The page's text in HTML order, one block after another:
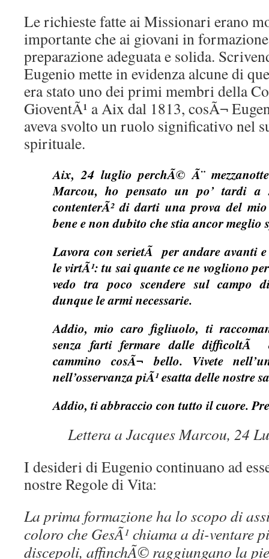
Le richieste fatte ai Missionari erano
importante che ai giovani in
preparazione adeguata e solida.
Eugenio mette in evidenza alcune di
era stato uno dei primi membri della
GioventÃ¹ a Aix dal 1813, cosÃ¬
aveva svolto un ruolo significativo nel
spirituale.
Aix, 24 luglio perchÃ© Ã¨
Marcou, ho pensato un po’ tardi a
contenterÃ² di darti una prova del
bene e non dubito che stia ancor meglio
Lavora con serietÃ per andare avanti
le virtÃ¹: tu sai quante ce ne vogliono
vedo tra poco scendere sul campo
dunque le armi necessarie.
Addio, mio caro figliuolo, ti
senza farti fermare dalle
cammino cosÃ¬ bello. Vivete
nell’osservanza piÃ¹ esatta delle nostre
Addio, ti abbraccio con tutto il cuore.
Lettera a Jacques Marcou, 24
I desideri di Eugenio continuano ad
nostre Regole di Vita:
La prima formazione ha lo scopo di
coloro che GesÃ¹ chiama a di-ventare
discepoli, affinchÃ© raggiungano la